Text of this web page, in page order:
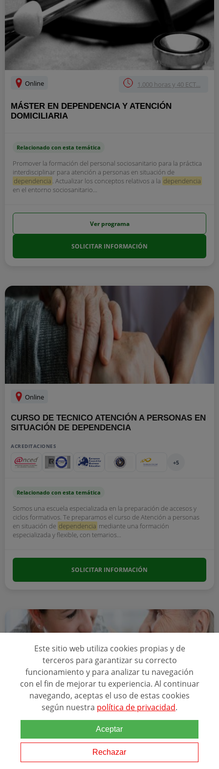
Online 1.000 horas y 40 ECT...
MÁSTER EN DEPENDENCIA Y ATENCIÓN
DOMICILIARIA
Relacionado con esta temática
Promover la formación del personal sociosanitario para la práctica
interdisciplinar para atención a personas en situación de
dependencia . Actualizar los conceptos relativos a la dependencia
en el entorno sociosanitario...
Ver programa
SOLICITAR INFORMACIÓN
Online
CURSO DE TECNICO ATENCIÓN A PERSONAS EN
SITUACIÓN DE DEPENDENCIA
ACREDITACIONES
+5
Relacionado con esta temática
Somos una escuela especializada en la preparación de accesos y
ciclos formativos. Te preparamos el curso de Atención a personas
en situación de dependencia mediante una formación
especializada y flexible, con temarios...
SOLICITAR INFORMACIÓN
Online
CFGM TÉCNICO EN ATENCIÓN A PERSONAS EN
SITUACIÓN DE DEPENDENCIA
Este sitio web utiliza cookies propias y de
terceros para garantizar su correcto
funcionamiento y para analizar tu navegación
con el fin de mejorar tu experiencia. Al continuar
navegando, aceptas el uso de estas cookies
según nuestra política de privacidad.
Aceptar
Rechazar